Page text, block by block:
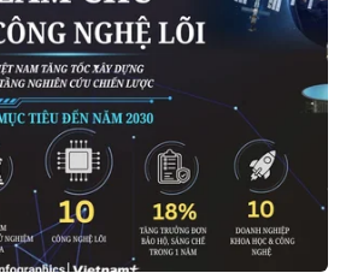
Nam
Nhóm công tác liên hợp giữa các
Lào Cai, Điện Biên (Việt Nam)
Quốc), ngày 12/12, đã thống
tác thời gian tới.